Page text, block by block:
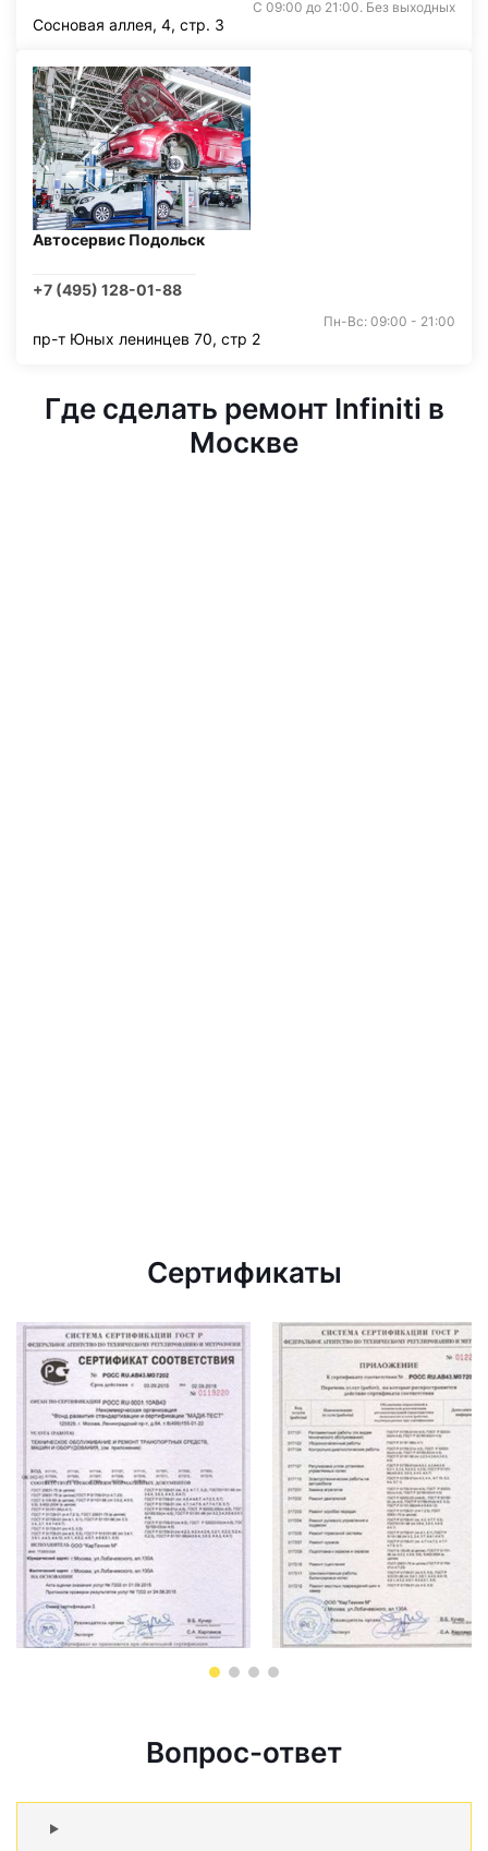
С 09:00 до 21:00. Без выходных
Сосновая аллея, 4, стр. 3
Автосервис Подольск
+7 (495) 128-01-88
Пн-Вс: 09:00 - 21:00
пр-т Юных ленинцев 70, стр 2
Где сделать ремонт Infiniti в
Москве
Сертификаты
Вопрос-ответ